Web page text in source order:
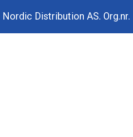
Distribution AS.